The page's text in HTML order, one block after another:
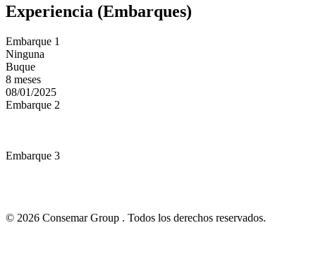
Experiencia (Embarques)
Embarque 1
Ninguna
Buque
8 meses
08/01/2025
Embarque 2
Embarque 3
© 2026 Consemar Group . Todos los derechos reservados.